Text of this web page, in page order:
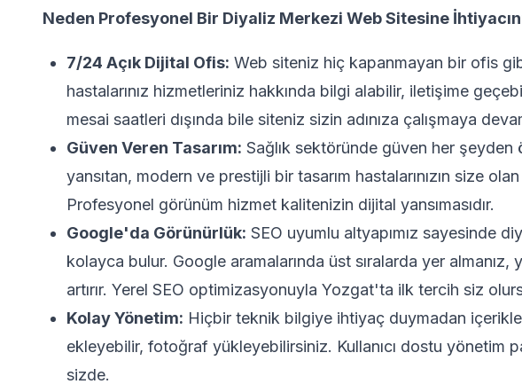
Neden Profesyonel Bir Diyaliz Merkezi Web Sitesine
7/24 Açık Dijital Ofis: Web siteniz hiç kapanmayan bir ofis gibi
hastalarınız hizmetleriniz hakkında bilgi alabilir, iletişime
mesai saatleri dışında bile siteniz sizin adınıza çalışmaya
Güven Veren Tasarım: Sağlık sektöründe güven her şeyden
yansıtan, modern ve prestijli bir tasarım hastalarınızın size
Profesyonel görünüm hizmet kalitenizin dijital yansımasıdır.
Google'da Görünürlük: SEO uyumlu altyapımız sayesinde
kolayca bulur. Google aramalarında üst sıralarda yer almanız,
artırır. Yerel SEO optimizasyonuyla Yozgat'ta ilk tercih siz
Kolay Yönetim: Hiçbir teknik bilgiye ihtiyaç duymadan
ekleyebilir, fotoğraf yükleyebilirsiniz. Kullanıcı dostu yönetim
sizde.